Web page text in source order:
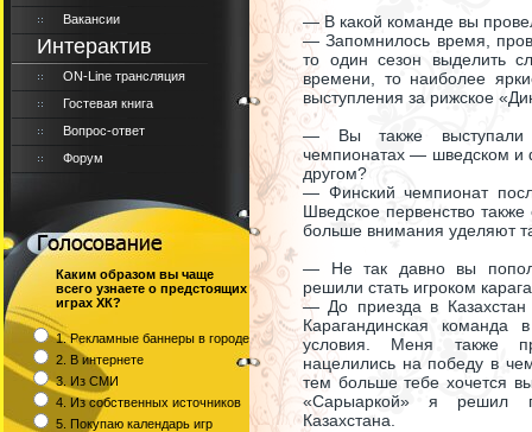
Вакансии
Интерактив
ON-Line трансляция
Гостевая книга
Вопрос-ответ
Форум
Каким образом вы чаще
всего узнаете о предстоящих
играх ХК?
1. Рекламные баннеры в городе
2. В интернете
3. Из СМИ
4. Из собственных источников
5. Покупаю календарь игр
— В какой команде вы
— Запомнилось время,
то один сезон выделить
времени, то наиболее
выступления за рижское
— Вы также выступали
чемпионатах — шведском и
другом?
— Финский чемпионат
Шведское первенство
больше внимания уделяют
— Не так давно вы
решили стать игроком
— До приезда в
Карагандинская
условия. Меня также
нацелились на победу в
тем больше тебе хочется
«Сарыаркой» я решил
Казахстана.